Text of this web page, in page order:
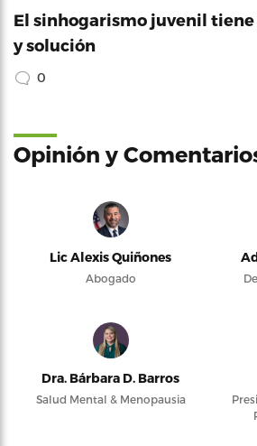
El sinhogarismo juvenil
y solución
0
Opinión y
Lic Alexis Quiñones
Abogado
Dra. Bárbara D. Barros
Salud Mental & Menopausia